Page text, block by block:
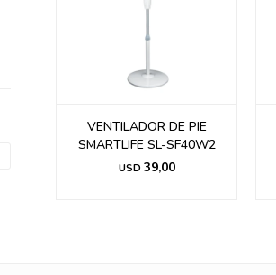
VENTILADOR DE PIE
SMARTLIFE SL-SF40W2
USD 39,00